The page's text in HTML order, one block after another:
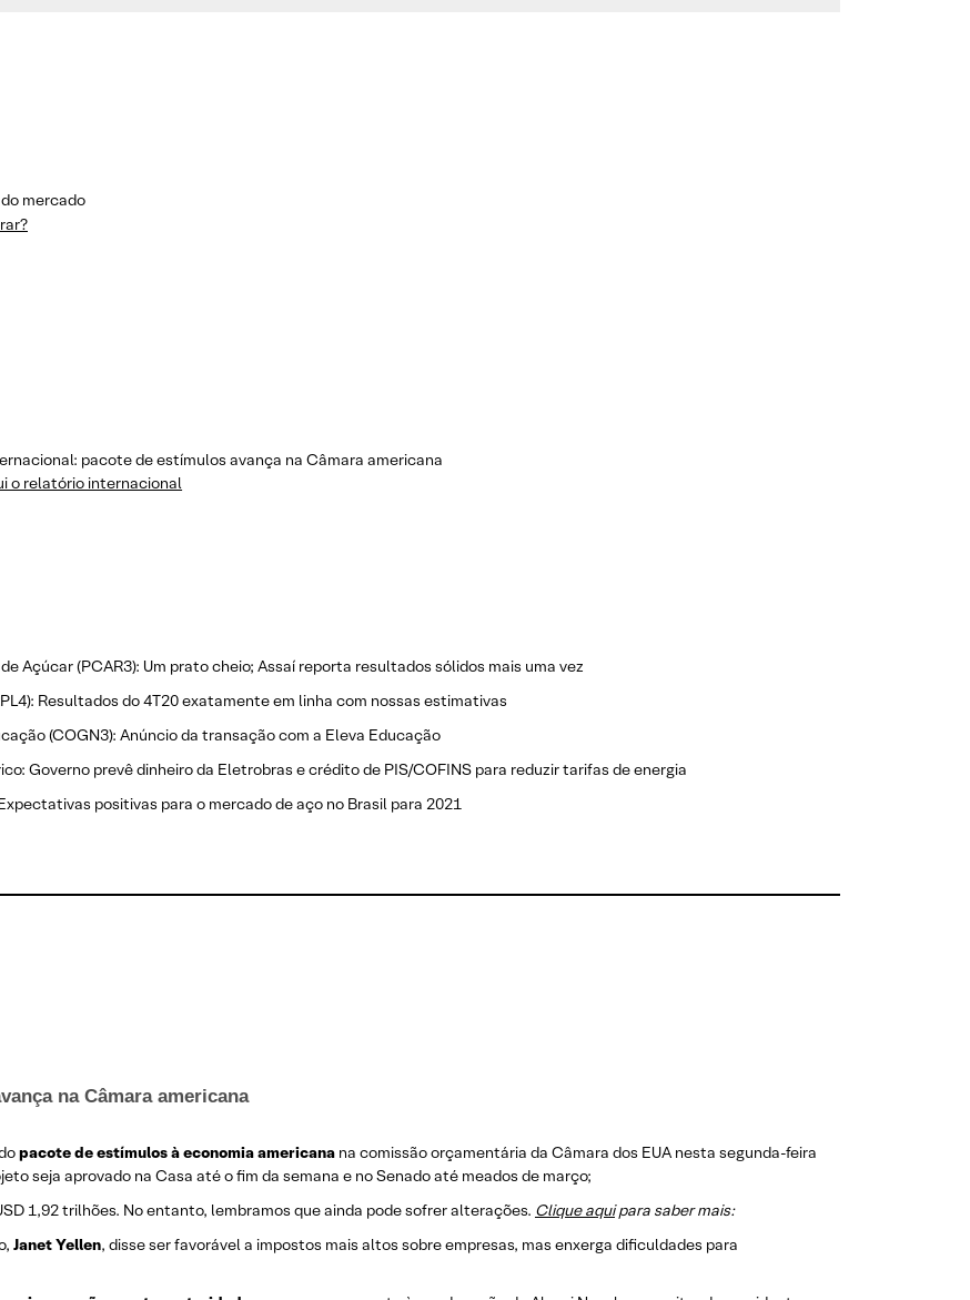
mercado
pacote de estímulos avança na Câmara americana
o relatório internacional
Açúcar (PCAR3): Um prato cheio; Assaí reporta resultados sólidos mais uma vez
Resultados do 4T20 exatamente em linha com nossas estimativas
(COGN3): Anúncio da transação com a Eleva Educação
Governo prevê dinheiro da Eletrobras e crédito de PIS/COFINS para reduzir tarifas de energia
positivas para o mercado de aço no Brasil para 2021
na Câmara americana
pacote de estímulos à economia americana na comissão orçamentária da Câmara dos EUA nesta segunda-feira
seja aprovado na Casa até o fim da semana e no Senado até meados de março;
1,92 trilhões. No entanto, lembramos que ainda pode sofrer alterações. Clique aquipara saber mais:
Janet Yellen, disse ser favorável a impostos mais altos sobre empresas, mas enxerga dificuldades para